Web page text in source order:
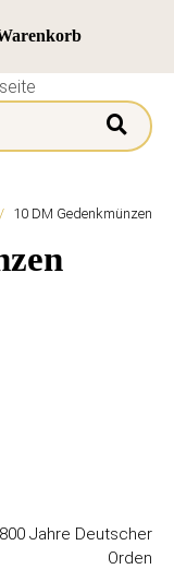
10 DM Gedenkmünzen